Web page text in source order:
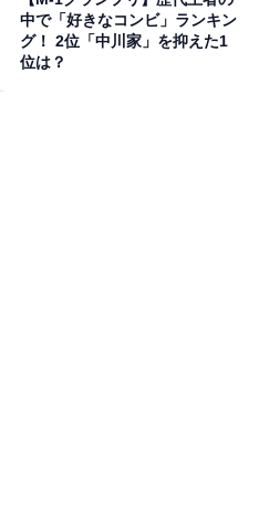
さんと言えばたとえツッコ
早くて面白いワードがでて
で本領発揮している」（30
得たコメントを添えたツッ
て面白い！」（40代女性／
中で「好きなコンビ」ランキン
グ！ 2位「中川家」を抑えた1
位は？